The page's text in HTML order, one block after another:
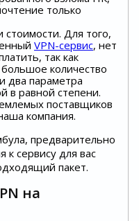
только
Для того,
VPN-сервис, нет
так как
количество
два параметра
в равной степени.
поставщиков
компания.
предварительно
к сервису для вас
пакет.
на